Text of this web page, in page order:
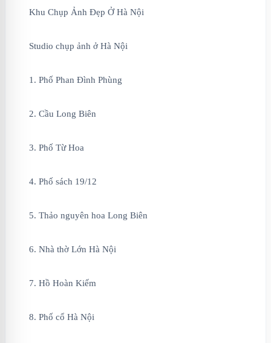
Khu Chụp Ảnh Đẹp Ở Hà Nội
Studio chụp ảnh ở Hà Nội
1. Phố Phan Đình Phùng
2. Cầu Long Biên
3. Phố Từ Hoa
4. Phố sách 19/12
5. Thảo nguyên hoa Long Biên
6. Nhà thờ Lớn Hà Nội
7. Hồ Hoàn Kiếm
8. Phố cổ Hà Nội